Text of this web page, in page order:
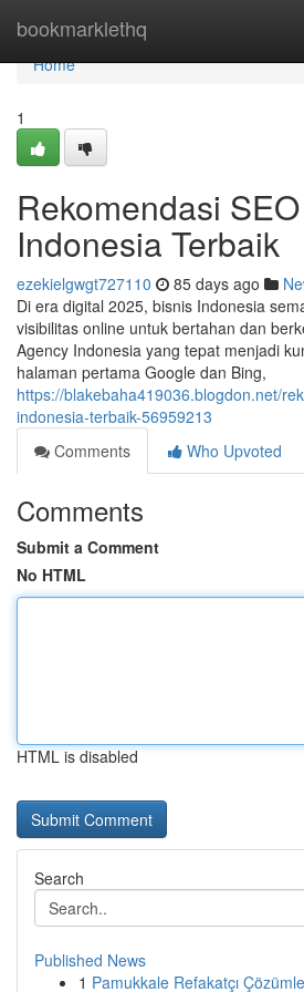
bookmarklethq
Home
Home
1
Rekomendasi
Indonesia Terbaik
ezekielgwgt727110 85 days ago
Di era digital 2025, bisnis Indonesia
visibilitas online untuk bertahan dan
Agency Indonesia yang tepat menjadi
halaman pertama Google dan Bing,
https://blakebaha419036.blogdon.net/
indonesia-terbaik-56959213
Comments
Who Upvoted
Comments
Submit a Comment
No HTML
HTML is disabled
Search
Published News
1 Pamukkale Refakatçı